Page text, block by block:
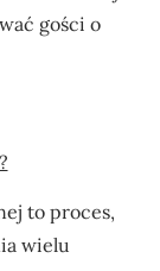
gości o
to proces,
wielu